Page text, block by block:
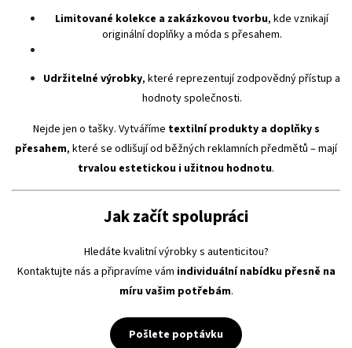
Limitované kolekce a zakázkovou tvorbu, kde vznikají
originální doplňky a móda s přesahem.
Udržitelné výrobky, které reprezentují zodpovědný přístup a
hodnoty společnosti.
Nejde jen o tašky. Vytváříme textilní produkty a doplňky s
přesahem, které se odlišují od běžných reklamních předmětů – mají
trvalou estetickou i užitnou hodnotu.
Jak začít spolupráci
Hledáte kvalitní výrobky s autenticitou?
Kontaktujte nás a připravíme vám individuální nabídku přesně na
míru vašim potřebám.
Pošlete poptávku